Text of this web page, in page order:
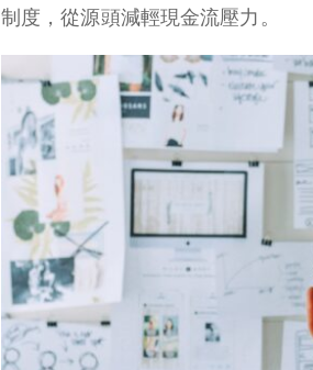
制度，從源頭減輕現金流壓力。